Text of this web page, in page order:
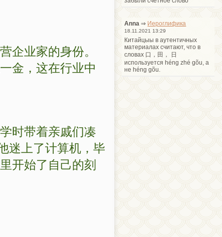
企业家的身份。
金，这在行业中
时带着亲戚们凑
迷上了计算机，毕
开始了自己的刻
Anna ⇒ Иероглифика
18.11.2021 13:29
Китайцыы в аутентичных
материалах считают, что в
словах 口，田， 日
используется héng zhé gõu, а
не héng gõu.